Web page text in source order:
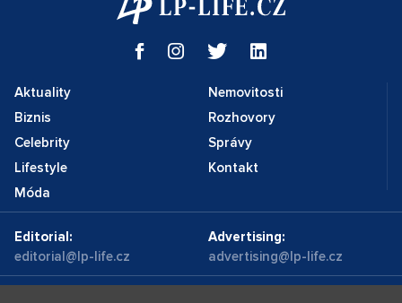
Aktuality
Biznis
Celebrity
Lifestyle
Móda
Nemovitosti
Rozhovory
Správy
Kontakt
Editorial:
editorial@lp-life.cz
Advertising:
advertising@lp-life.cz